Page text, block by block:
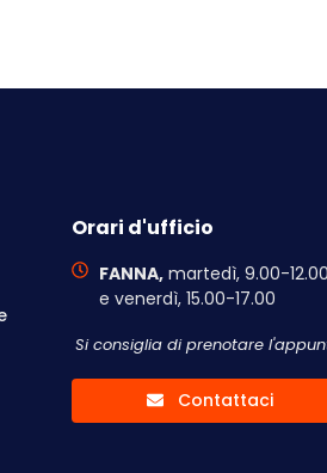
Orari d'ufficio
FANNA,martedì, 9.00-12.00
e venerdì, 15.00-17.00
Si consiglia di prenotare
Contattaci